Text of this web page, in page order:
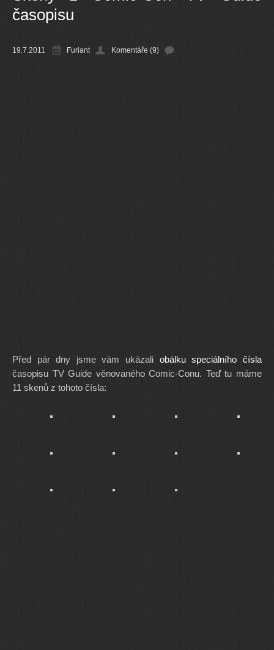
Ostatní
časopisu
19.7.2011 Furiant Komentáře (9)
Před pár dny jsme vám ukázali obálku speciálního čísla
časopisu TV Guide věnovaného Comic-Conu. Teď tu máme
11 skenů z tohoto čísla: